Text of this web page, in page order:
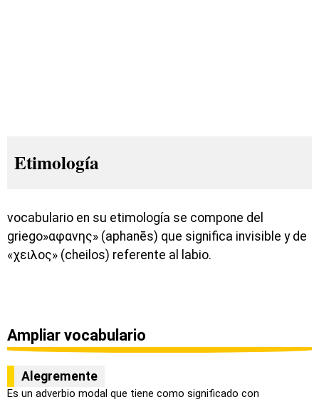
Etimología
vocabulario en su etimología se compone del
griego»αφανης» (aphanēs) que significa invisible y de
«χειλος» (cheilos) referente al labio.
Ampliar vocabulario
Alegremente
Es un adverbio modal que tiene como significado con